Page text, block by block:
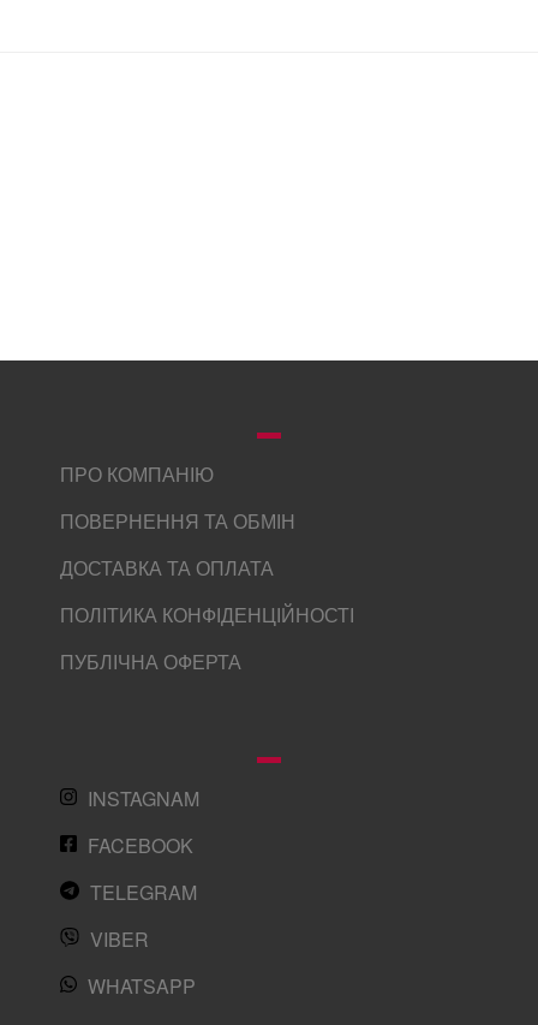
ПРО КОМПАНІЮ
ПОВЕРНЕННЯ ТА ОБМІН
ДОСТАВКА ТА ОПЛАТА
ПОЛІТИКА КОНФІДЕНЦІЙНОСТІ
ПУБЛІЧНА ОФЕРТА
INSTAGNAM
FACEBOOK
TELEGRAM
VIBER
WHATSAPP